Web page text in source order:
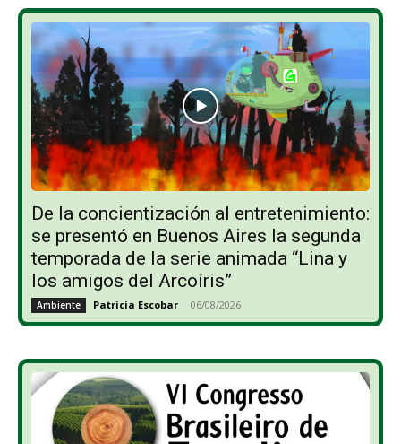
De la concientización al entretenimiento:
se presentó en Buenos Aires la segunda
temporada de la serie animada “Lina y
los amigos del Arcoíris”
Ambiente Patricia Escobar - 06/08/2026